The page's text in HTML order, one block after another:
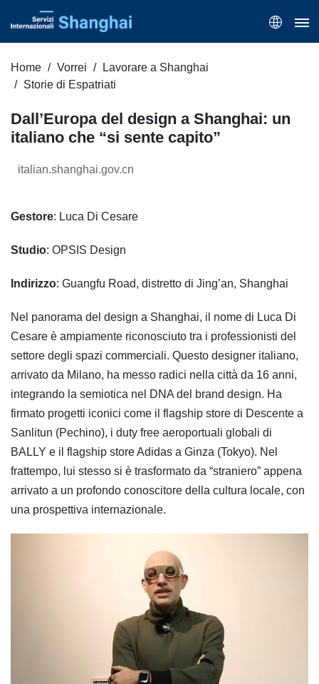
Home Vorrei
Lavorare a Shanghai
Storie di Espatriati
Dall’Europa del design a Shanghai: un
italiano che “si sente capito”
italian.shanghai.gov.cn
Gestore: Luca Di Cesare
Studio: OPSIS Design
Indirizzo: Guangfu Road, distretto di Jing’an, Shanghai
Nel panorama del design a Shanghai, il nome di Luca Di
Cesare è ampiamente riconosciuto tra i professionisti del
settore degli spazi commerciali. Questo designer italiano,
arrivato da Milano, ha messo radici nella città da 16 anni,
integrando la semiotica nel DNA del brand design. Ha
firmato progetti iconici come il flagship store di Descente a
Sanlitun (Pechino), i duty free aeroportuali globali di
BALLY e il flagship store Adidas a Ginza (Tokyo). Nel
frattempo, lui stesso si è trasformato da “straniero” appena
arrivato a un profondo conoscitore della cultura locale, con
una prospettiva internazionale.